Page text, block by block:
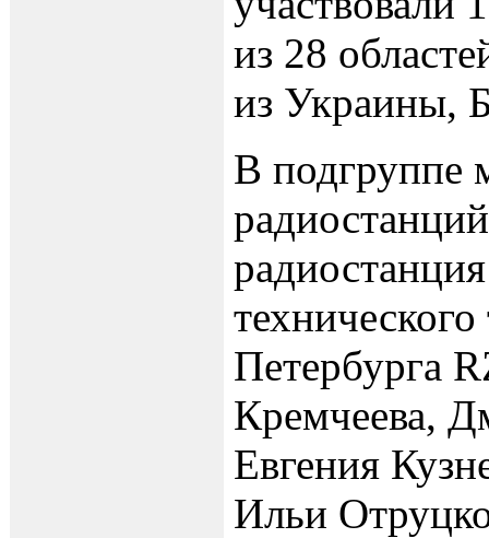
из 28
из Украины,
В подгруппе
Петербурга
Кремчеева,
Евгения
Ильи